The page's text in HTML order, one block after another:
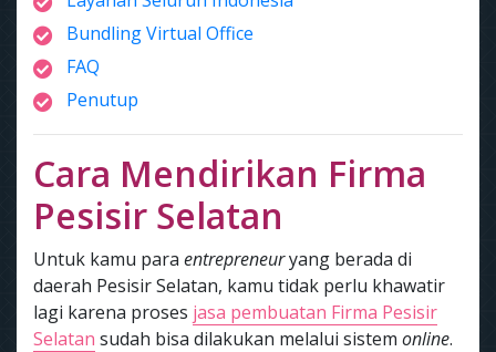
Bundling Virtual Office
FAQ
Penutup
Cara Mendirikan Firma
Pesisir Selatan
Untuk kamu para entrepreneuryang berada di
daerah Pesisir Selatan, kamu tidak perlu khawatir
lagi karena proses jasa pembuatan Firma Pesisir
Selatan sudah bisa dilakukan melalui sistem online.